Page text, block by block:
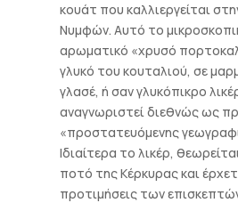
κουάτ που καλλιεργείται
Νυμφών. Αυτό το
αρωματικό «χρυσό
γλυκό του κουταλιού, σε
γλασέ, ή σαν γλυκόπικρο
αναγνωριστεί διεθνώς ως
«προστατευόμενης
Ιδιαίτερα το λικέρ,
ποτό της Κέρκυρας και
προτιμήσεις των